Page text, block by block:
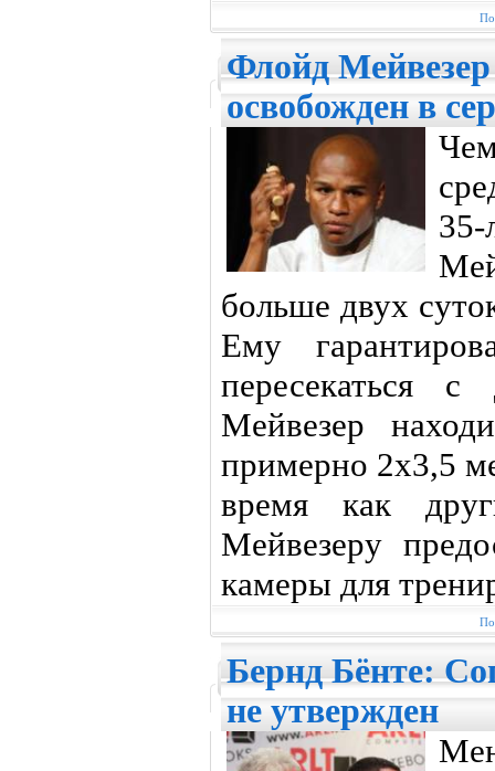
Флойд
освобожден в
35-
больше двух
Ему
пересекаться
Мейвезер
примерно 2х3,5
время как
Мейвезеру
камеры для
Бернд Бёнте:
не утвержден